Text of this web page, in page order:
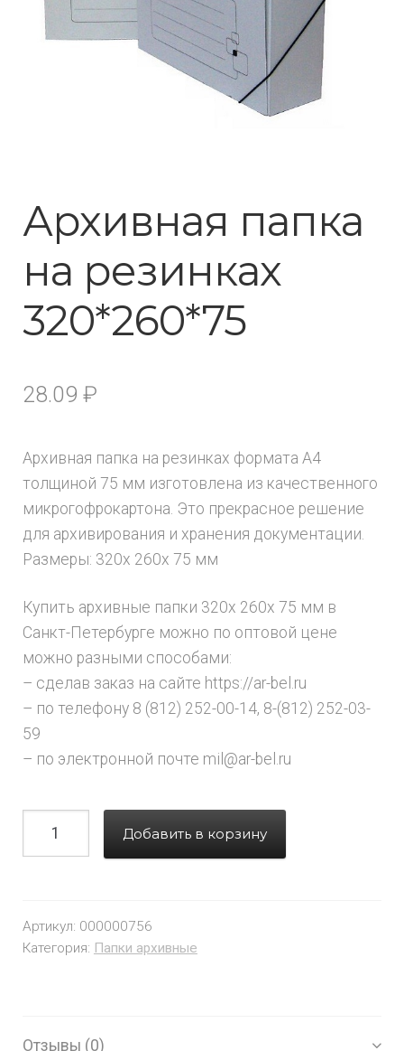
Архивная папка
на резинках
320*260*75
28.09 ₽
Архивная папка на резинках формата А4
толщиной 75 мм изготовлена из качественного
микрогофрокартона. Это прекрасное решение
для архивирования и хранения документации.
Размеры: 320x 260x 75 мм
Купить архивные папки 320x 260x 75 мм в
Санкт-Петербурге можно по оптовой цене
можно разными способами:
– сделав заказ на сайте https://ar-bel.ru
– по телефону 8 (812) 252-00-14, 8-(812) 252-03-
59
– по электронной почте mil@ar-bel.ru
Добавить в корзину
Артикул: 000000756
Категория: Папки архивные
Отзывы (0)